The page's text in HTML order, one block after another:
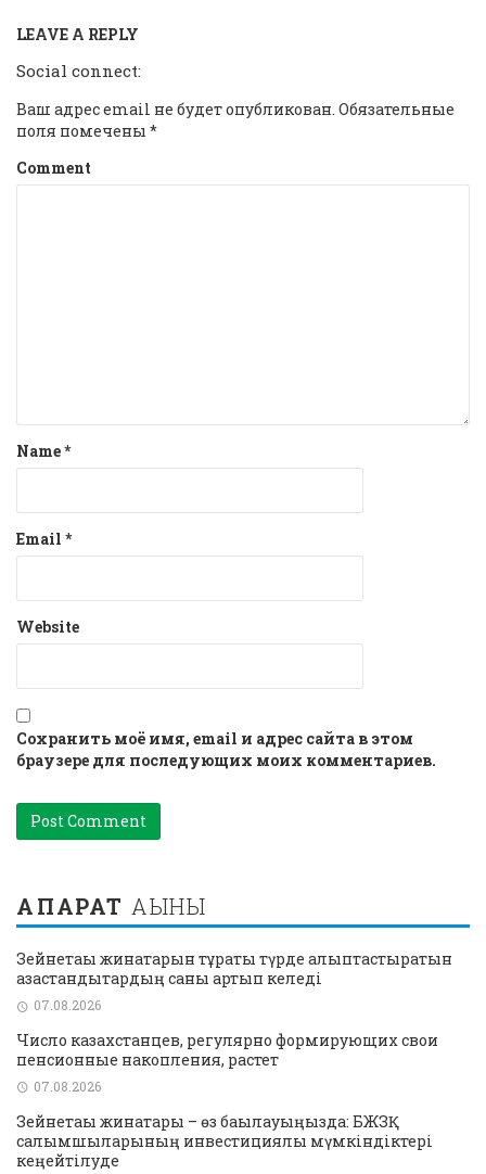
LEAVE A REPLY
Social connect:
Ваш адрес email не будет опубликован. Обязательные
поля помечены *
Comment
Name*
Email *
Website
Сохранить моё имя, email и адрес сайта в этом
браузере для последующих моих комментариев.
АҚПАРАТ АҒЫНЫ
Зейнетақы жинақтарын тұрақты түрде қалыптастыратын
қазақстандықтардың саны артып келеді
07.08.2026
Число казахстанцев, регулярно формирующих свои
пенсионные накопления, растет
07.08.2026
Зейнетақы жинақтары – өз бақылауыңызда: БЖЗҚ
салымшыларының инвестициялық мүмкіндіктері
кеңейтілуде